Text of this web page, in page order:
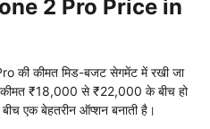
2 Pro Price in
की कीमत मिड-बजट सेगमेंट में रखी जा
₹18,000 से ₹22,000 के बीच हो
एक बेहतरीन ऑप्शन बनाती है।